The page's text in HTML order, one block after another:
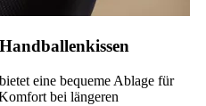
eine bequeme Ablage für
bei längeren